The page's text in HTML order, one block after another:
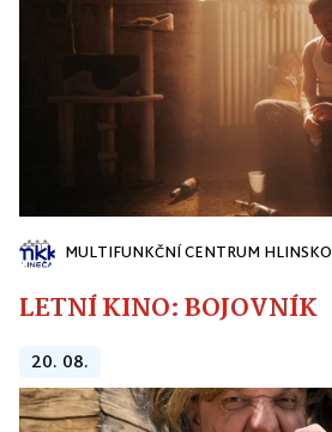
MULTIFUNKČNÍ CENTRUM HLINSKO
LETNÍ KINO: BOJOVNÍK
20. 08.